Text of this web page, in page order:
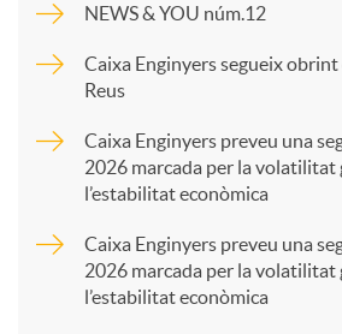
p
a
NEWS & YOU núm.12
Caixa Enginyers segueix
Reus
Caixa Enginyers preveu una
2026 marcada per la volatilitat
l’estabilitat econòmica
Caixa Enginyers preveu una
2026 marcada per la volatilitat
l’estabilitat econòmica